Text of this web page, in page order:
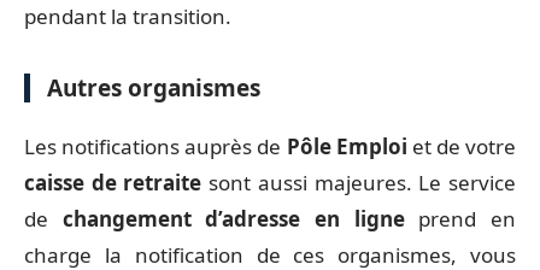
pendant la transition.
Autres organismes
Les notifications auprès de Pôle Emploi et de votre
caisse de retraite sont aussi majeures. Le service
de changement d’adresse en ligneprend en
charge la notification de ces organismes, vous